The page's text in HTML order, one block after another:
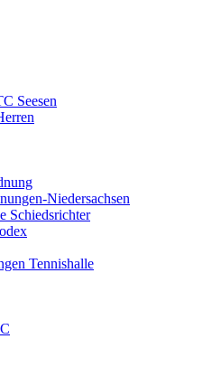
Seesen
Niedersachsen
Schiedsrichter
Tennishalle